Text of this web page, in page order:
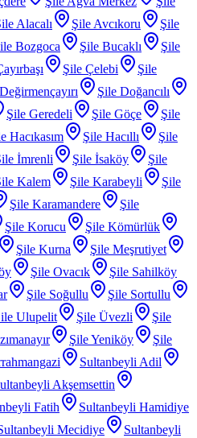
Alacalı Şile Avcıkoru
Şile
Bozgoca Şile Bucaklı
Şile
Şile Çelebi
Şile
Şile Doğancılı
Şile Geredeli Şile Göçe
Şile
Hacıkasım Şile Hacıllı
Şile
İmrenli Şile İsaköy
Şile
Kalem Şile Karabeyli
Şile
Şile Karamandere
Şile
Şile Korucu
Şile Kömürlük
Şile Kurna
Şile Meşrutiyet
Şile Ovacık
Şile Sahilköy
Şile Soğullu
Şile Sortullu
Ulupelit Şile Üvezli
Şile
Şile Yeniköy
Şile
Sultanbeyli Adil
Akşemsettin
Fatih
Sultanbeyli Hamidiye
Mecidiye
Sultanbeyli